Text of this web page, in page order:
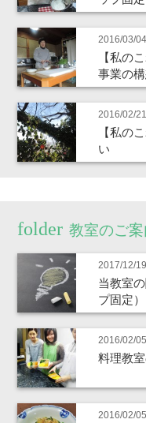
2016/03/04
【私の
事業の
2016/02/21
【私の
い
教室のご案
2017/12/19
当教室
プ固定）
2016/02/05
料理教
2016/02/05